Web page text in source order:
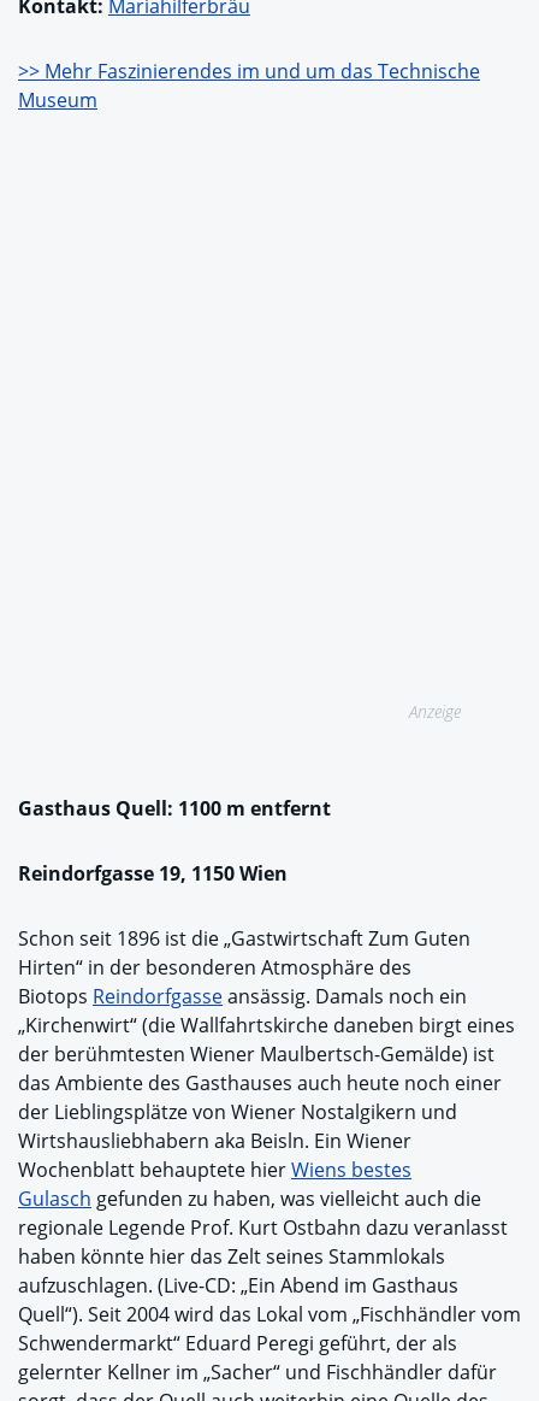
Kontakt: Mariahilferbräu
>> Mehr Faszinierendes im und um das Technische
Museum
Anzeige
Gasthaus Quell: 1100 m entfernt
Reindorfgasse 19, 1150 Wien
Schon seit 1896 ist die „Gastwirtschaft Zum Guten
Hirten“ in der besonderen Atmosphäre des
Biotops Reindorfgasseansässig. Damals noch ein
„Kirchenwirt“ (die Wallfahrtskirche daneben birgt eines
der berühmtesten Wiener Maulbertsch-Gemälde) ist
das Ambiente des Gasthauses auch heute noch einer
der Lieblingsplätze von Wiener Nostalgikern und
Wirtshausliebhabern aka Beisln. Ein Wiener
Wochenblatt behauptete hierWiens bestes
Gulasch gefunden zu haben, was vielleicht auch die
regionale Legende Prof. Kurt Ostbahn dazu veranlasst
haben könnte hier das Zelt seines Stammlokals
aufzuschlagen. (Live-CD: „Ein Abend im Gasthaus
Quell“). Seit 2004 wird das Lokal vom „Fischhändler vom
Schwendermarkt“ Eduard Peregi geführt, der als
gelernter Kellner im „Sacher“ und Fischhändler dafür